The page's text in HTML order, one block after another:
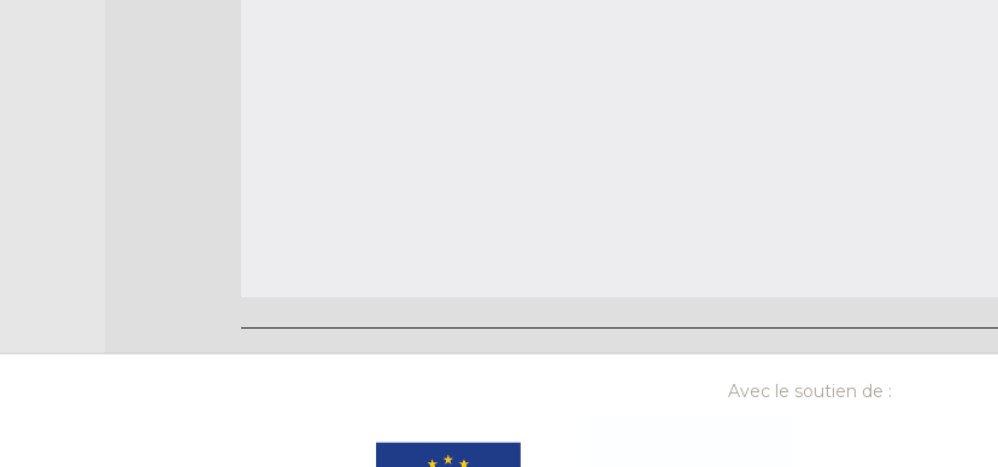
Avec le soutien de :